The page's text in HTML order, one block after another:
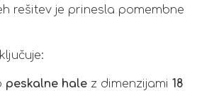
rešitev je prinesla pomembne
peskalne hale z dimenzijami 18